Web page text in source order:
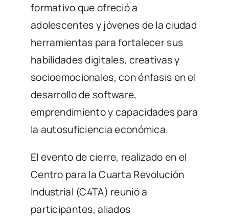
formativo que ofreció a
adolescentes y jóvenes de la ciudad
herramientas para fortalecer sus
habilidades digitales, creativas y
socioemocionales, con énfasis en el
desarrollo de software,
emprendimiento y capacidades para
la autosuficiencia económica.
El evento de cierre, realizado en el
Centro para la Cuarta Revolución
Industrial (C4TA) reunió a
participantes, aliados